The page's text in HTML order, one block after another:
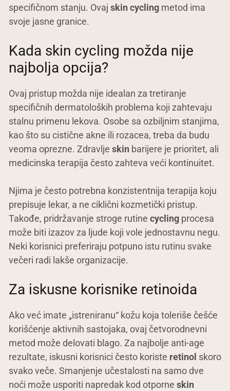
specifičnom stanju. Ovaj skin cycling metod ima
svoje jasne granice.
Kada skin cycling možda nije
najbolja opcija?
Ovaj pristup možda nije idealan za tretiranje
specifičnih dermatoloških problema koji zahtevaju
stalnu primenu lekova. Osobe sa ozbiljnim stanjima,
kao što su cistične akne ili rozacea, treba da budu
veoma oprezne. Zdravlje skin barijere je prioritet, ali
medicinska terapija često zahteva veći kontinuitet.
Njima je često potrebna konzistentnija terapija koju
prepisuje lekar, a ne ciklični kozmetički pristup.
Takođe, pridržavanje stroge rutine cycling procesa
može biti izazov za ljude koji vole jednostavnu negu.
Neki korisnici preferiraju potpuno istu rutinu svake
večeri radi lakše organizacije.
Za iskusne korisnike retinoida
Ako već imate „istreniranu“ kožu koja toleriše češće
korišćenje aktivnih sastojaka, ovaj četvorodnevni
metod može delovati blago. Za najbolje anti-age
rezultate, iskusni korisnici često koriste retinol skoro
svako veče. Smanjenje učestalosti na samo dve
noći može usporiti napredak kod otporne skin